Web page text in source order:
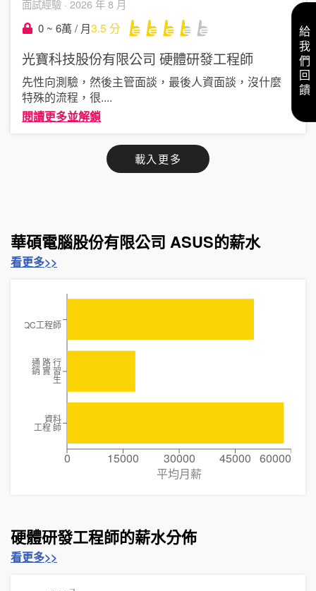
面試經驗 · 2026 年 8 月
0 ~ 6萬 / 月3.5分
光寶科技股份有限公司 硬體研發工程師
先性向測驗，然後主管面談，最後人資面談，沒什麼
特殊的流程，很....
閱讀更多並解鎖
載入更多
華碩電腦股份有限公司 ASUS的薪水
看更多>>
0 15000 30000 45000 60000
平均月薪
QC工程師
通 路 行
銷 實 習
生
資料
工程 師
硬體研發工程師的薪水分佈
看更多>>
給我們回饋